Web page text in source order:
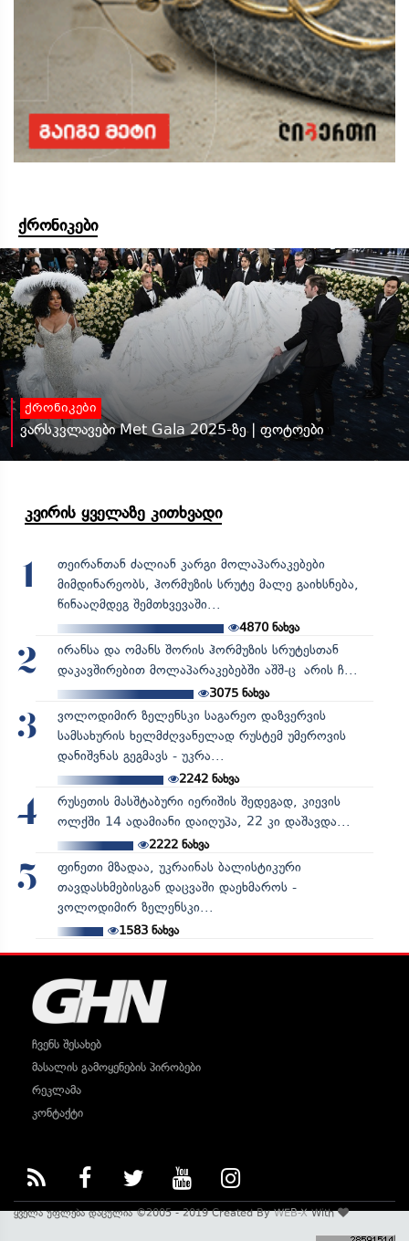
ქრონიკები
ქრონიკები
ვარსკვლავები Met Gala 2025-ზე | ფოტოები
კვირის ყველაზე კითხვადი
1
თეირანთან ძალიან კარგი მოლაპარაკებები
მიმდინარეობს, ჰორმუზის სრუტე მალე გაიხსნება,
წინააღმდეგ შემთხვევაში...
4870ნახვა
2
ირანსა და ომანს შორის ჰორმუზის სრუტესთან
დაკავშირებით მოლაპარაკებებში აშშ-ც არის ჩ...
3075ნახვა
3
ვოლოდიმირ ზელენსკი საგარეო დაზვერვის
სამსახურის ხელმძღვანელად რუსტემ უმეროვის
დანიშვნას გეგმავს - უკრა...
2242ნახვა
4
რუსეთის მასშტაბური იერიშის შედეგად, კიევის
ოლქში 14 ადამიანი დაიღუპა, 22 კი დაშავდა...
2222ნახვა
5
ფინეთი მზადაა, უკრაინას ბალისტიკური
თავდასხმებისგან დაცვაში დაეხმაროს -
ვოლოდიმირ ზელენსკი...
1583ნახვა
ჩვენს შესახებ
მასალის გამოყენების პირობები
რეკლამა
კონტაქტი
ყველა უფლება დაცულია ©2005 - 2019 Created ByWEB-XWith